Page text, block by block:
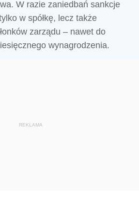
W razie zaniedbań sankcje
w spółkę, lecz także
zarządu – nawet do
wynagrodzenia.
REKLAMA